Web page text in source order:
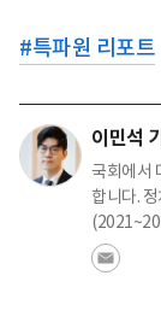
#특파원 리포트
이민석
국회에서
합니다.